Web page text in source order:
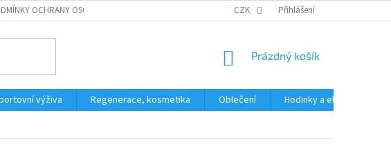
OCHRANY OSOBNÍCH ÚDAJŮ CZK Přihlášení
NÁKUPNÍ
Prázdný košík
výživa Regenerace, kosmetika Oblečení
Hodinky a elektronika